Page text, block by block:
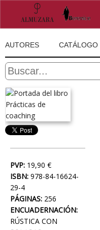
AUTORES CATÁLOGO
PVP: 19,90 €
ISBN: 978-84-16624-
29-4
PÁGINAS: 256
ENCUADERNACIÓN:
RÚSTICA CON